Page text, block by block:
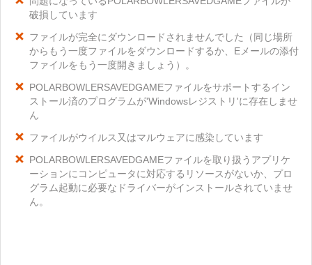
破損しています
ファイルが完全にダウンロードされませんでした（同じ場所
からもう一度ファイルをダウンロードするか、Eメールの添付
ファイルをもう一度開きましょう）。
POLARBOWLERSAVEDGAMEファイルをサポートするイン
ストール済のプログラムが'Windowsレジストリ'に存在しませ
ん
ファイルがウイルス又はマルウェアに感染しています
POLARBOWLERSAVEDGAMEファイルを取り扱うアプリケ
ーションにコンピュータに対応するリソースがないか、プロ
グラム起動に必要なドライバーがインストールされていませ
ん。